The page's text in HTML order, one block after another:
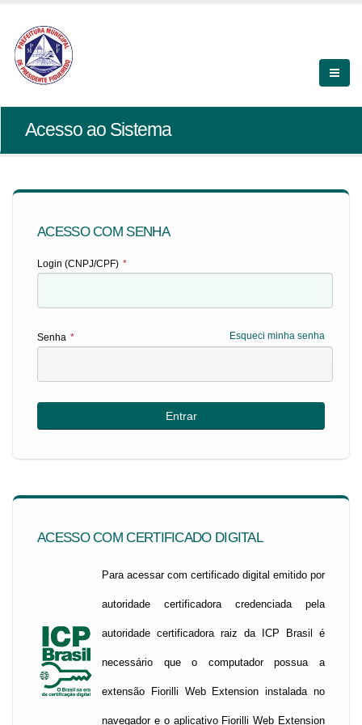
Acesso ao Sistema
ACESSO COM SENHA
Login (CNPJ/CPF) *
Esqueci minha senha
Senha *
ACESSO COM CERTIFICADO DIGITAL
Para acessar com certificado digital emitido por
autoridade certificadora credenciada pela
autoridade certificadora raiz da ICP Brasil é
necessário que o computador possua a
extensão Fiorilli Web Extension instalada no
navegador e o aplicativo Fiorilli Web Extension